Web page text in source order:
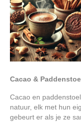
Cacao &
Cacao en
natuur, elk met hun
gebeurt er als je ze